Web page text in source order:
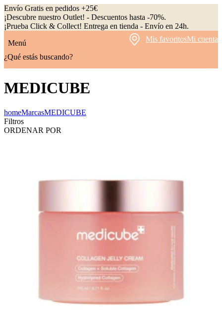
Envío Gratis en pedidos +25€
¡Descubre nuestro Outlet! - Descuentos hasta -70%.
¡Prueba Click & Collect! Entrega en tienda - Envío en 24h.
Menú
Mis favoritosMi cuenta
¿Qué estás buscando?
MEDICUBE
homeMarcasMEDICUBE
Filtros
ORDENAR POR